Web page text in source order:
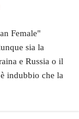
Female"
sia la
e Russia o il
indubbio che la